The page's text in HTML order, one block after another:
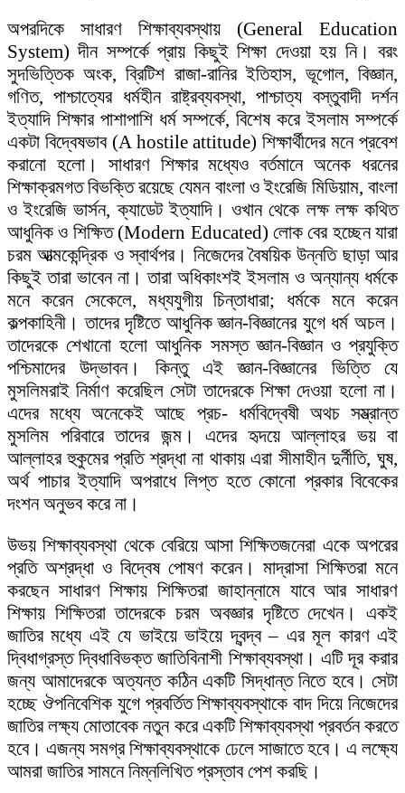
অপরদিকে সাধারণ শিক্ষাব্যবস্থায় (General Education
System) দীন সম্পর্কে প্রায় কিছুই শিক্ষা দেওয়া হয় নি। বরং
সুদভিত্তিক অংক, ব্রিটিশ রাজা-রানির ইতিহাস, ভূগোল, বিজ্ঞান,
গণিত, পাশ্চাত্যের ধর্মহীন রাষ্ট্রব্যবস্থা, পাশ্চাত্য বস্তুবাদী দর্শন
ইত্যাদি শিক্ষার পাশাপাশি ধর্ম সম্পর্কে, বিশেষ করে ইসলাম সম্পর্কে
একটা বিদ্বেষভাব (A hostile attitude) শিক্ষার্থীদের মনে প্রবেশ
করানো হলো। সাধারণ শিক্ষার মধ্যেও বর্তমানে অনেক ধরনের
শিক্ষাক্রমগত বিভক্তি রয়েছে যেমন বাংলা ও ইংরেজি মিডিয়াম, বাংলা
ও ইংরেজি ভার্সন, ক্যাডেট ইত্যাদি। ওখান থেকে লক্ষ লক্ষ কথিত
আধুনিক ও শিক্ষিত (Modern Educated) লোক বের হচ্ছেন যারা
চরম আত্মকেন্দ্রিক ও স্বার্থপর। নিজেদের বৈষয়িক উন্নতি ছাড়া আর
কিছুই তারা ভাবেন না। তারা অধিকাংশই ইসলাম ও অন্যান্য ধর্মকে
মনে করেন সেকেলে, মধ্যযুগীয় চিন্তাধারা; ধর্মকে মনে করেন
কল্পকাহিনী। তাদের দৃষ্টিতে আধুনিক জ্ঞান-বিজ্ঞানের যুগে ধর্ম অচল।
তাদেরকে শেখানো হলো আধুনিক সমস্ত জ্ঞান-বিজ্ঞান ও প্রযুক্তি
পশ্চিমাদের উদ্ভাবন। কিন্তু এই জ্ঞান-বিজ্ঞানের ভিত্তি যে
মুসলিমরাই নির্মাণ করেছিল সেটা তাদেরকে শিক্ষা দেওয়া হলো না।
এদের মধ্যে অনেকেই আছে প্রচ- ধর্মবিদ্বেষী অথচ সম্ভ্রান্ত
মুসলিম পরিবারে তাদের জন্ম। এদের হৃদয়ে আল্লাহর ভয় বা
আল্লাহর হুকুমের প্রতি শ্রদ্ধা না থাকায় এরা সীমাহীন দুর্নীতি, ঘুষ,
অর্থ পাচার ইত্যাদি অপরাধে লিপ্ত হতে কোনো প্রকার বিবেকের
দংশন অনুভব করে না।
উভয় শিক্ষাব্যবস্থা থেকে বেরিয়ে আসা শিক্ষিতজনেরা একে অপরের
প্রতি অশ্রদ্ধা ও বিদ্বেষ পোষণ করেন। মাদ্রাসা শিক্ষিতরা মনে
করছেন সাধারণ শিক্ষায় শিক্ষিতরা জাহান্নামে যাবে আর সাধারণ
শিক্ষায় শিক্ষিতরা তাদেরকে চরম অবজ্ঞার দৃষ্টিতে দেখেন। একই
জাতির মধ্যে এই যে ভাইয়ে ভাইয়ে দ্বন্দ্ব – এর মূল কারণ এই
দ্বিধাগ্রস্ত দ্বিধাবিভক্ত জাতিবিনাশী শিক্ষাব্যবস্থা। এটি দূর করার
জন্য আমাদেরকে অত্যন্ত কঠিন একটি সিদ্ধান্ত নিতে হবে। সেটা
হচ্ছে ঔপনিবেশিক যুগে প্রবর্তিত শিক্ষাব্যবস্থাকে বাদ দিয়ে নিজেদের
জাতির লক্ষ্য মোতাবেক নতুন করে একটি শিক্ষাব্যবস্থা প্রবর্তন করতে
হবে। এজন্য সমগ্র শিক্ষাব্যবস্থাকে ঢেলে সাজাতে হবে। এ লক্ষ্যে
আমরা জাতির সামনে নিম্নলিখিত প্রস্তাব পেশ করছি।